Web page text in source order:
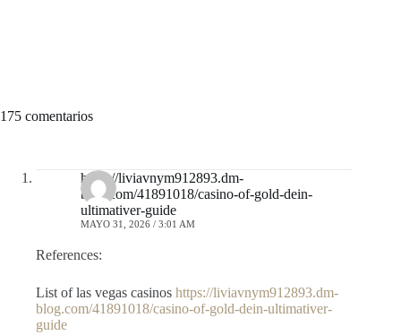
175 comentarios
https://liviavnym912893.dm-
blog.com/41891018/casino-of-gold-dein-
ultimativer-guide
MAYO 31, 2026 / 3:01 AM
References:
List of las vegas casinos https://liviavnym912893.dm-
blog.com/41891018/casino-of-gold-dein-ultimativer-
guide